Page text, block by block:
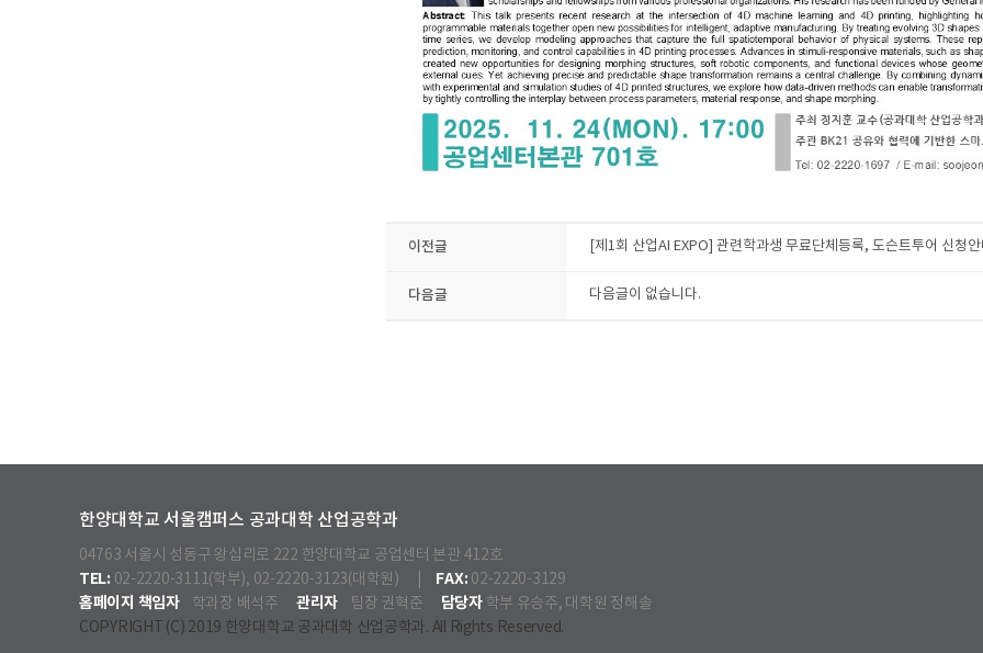
이전글 [제1회 산업AI EXPO] 관련학과생 무료단체등록, 도슨트투어 신청
다음글 다음글이 없습니다.
한양대학교 서울캠퍼스 공과대학 산업공학과
04763 서울시 성동구 왕십리로 222 한양대학교 공업센터 본관 412호
TEL: 02-2220-3111(학부), 02-2220-3123(대학원) | FAX: 02-2220-3129
홈페이지 책임자 학과장 배석주관리자 팀장 권혁준 담당자학부 유승주, 대학원 정해솔
COPYRIGHT (C) 2019 한양대학교 공과대학 산업공학과. All Rights Reserved.